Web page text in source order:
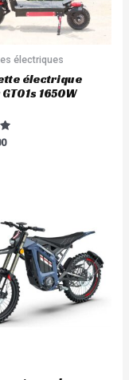
électriques
électrique
1650W